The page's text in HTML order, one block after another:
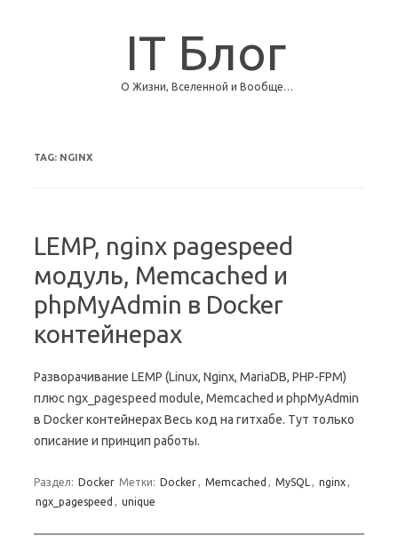
IT Блог
О Жизни, Вселенной и Вообще…
TAG: NGINX
LEMP, nginx pagespeed
модуль, Memcached и
phpMyAdmin в Docker
контейнерах
Разворачивание LEMP (Linux, Nginx, MariaDB, PHP-FPM)
плюс ngx_pagespeed module, Memcached и phpMyAdmin
в Docker контейнерах Весь код на гитхабе. Тут только
описание и принцип работы.
Раздел: Docker Метки: Docker, Memcached , MySQL , nginx,
ngx_pagespeed , unique